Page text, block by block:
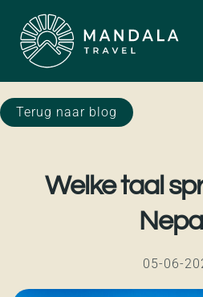
Terug naar blog
Welke taal
05-06-